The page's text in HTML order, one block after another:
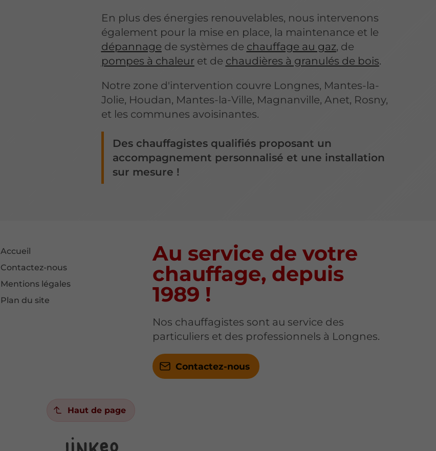
En plus des énergies renouvelables, nous intervenons
également pour la mise en place, la maintenance et le
dépannage de systèmes de chauffage au gaz, de
pompes à chaleur et de chaudières à granulés de bois.
Notre zone d'intervention couvre Longnes, Mantes-la-
Jolie, Houdan, Mantes-la-Ville, Magnanville, Anet, Rosny,
et les communes avoisinantes.
Des chauffagistes qualifiés proposant un
accompagnement personnalisé et une installation
sur mesure !
Accueil
Contactez-nous
Mentions légales
Plan du site
Au service de votre
chauffage, depuis
1989 !
Nos chauffagistes sont au service des
particuliers et des professionnels à Longnes.
Contactez-nous
Haut de page